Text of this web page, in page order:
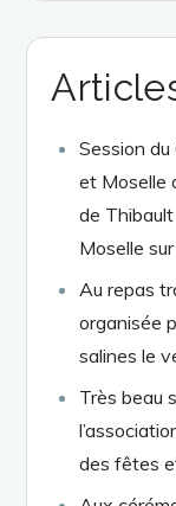
Session
et Moselle
de
Moselle
Au repas
organisée
salines le
Très beau
des fêtes